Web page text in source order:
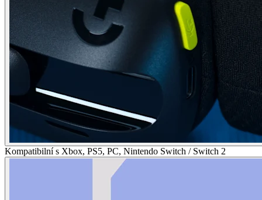
Kompatibilní s Xbox, PS5, PC, Nintendo Switch / Switch 2